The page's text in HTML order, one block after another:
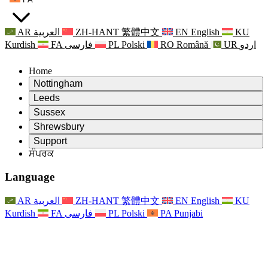
AR العربية ZH-HANT 繁體中文 EN English
KU
Kurdish
FA فارسی PL Polski RO Română UR اردو
Home
Nottingham
Review
ਸਮੀਖਿਆ ਦੇ ਚੇਅਰਮੈਨ
ਸੁਤੰਤਰ ਸਮੀਖਿਆ ਟੀਮ
ਸੰਦਰਭ ਦੀਆਂ ਸ਼ਰਤਾਂ
ਸੁਤੰਤਰ ਸਮੀਖਿਆ ਦੀ ਅੰਤਿਮ ਰਿਪੋਰਟ
ਅਕਸਰ ਪੁੱਛੇ ਜਾਣ ਵਾਲੇ ਸਵਾਲ
ਪਰਿਵਾਰਕ ਫੀਡਬੈਕ ਪ੍ਰਕਿਰਿਆ
ਨਿਊਜ਼ਲੈਟਰ
ਬਾਹਰ ਕੱਡਣਾ
Leeds
Review
ਸਮੀਖਿਆ ਦੇ ਚੇਅਰਮੈਨ
ਸੁਤੰਤਰ ਸਮੀਖਿਆ ਟੀਮ
ਹਵਾਲੇ ਦੀਆਂ ਸ਼ਰਤਾਂ
ਸੰਪਰਕ
ਪਰਿਵਾਰਾਂ ਲਈ ਮਨੋਵਿਗਿਆਨਕ ਸਹਾਇਤਾ
ਪਰਿਵਾਰਾਂ ਲਈ ਅੱਪਡੇਟ
ਘਟਨਾਵਾਂ
For Staff
ਸਟਾਫ ਲਈ ਸਹਾਇਤਾ
Sussex
Review
ਸਮੀਖਿਆ ਦੇ ਚੇਅਰਮੈਨ
ਸੁਤੰਤਰ ਸਮੀਖਿਆ ਟੀਮ
ਸੰਦਰਭ ਦੀਆਂ ਸ਼ਰਤਾਂ
For Families
ਪਰਿਵਾਰਾਂ ਲਈ ਅੱਪਡੇਟ
ਘਟਨਾਵਾਂ
Shrewsbury
Review
ਜਣੇਪਾ ਸਮੀਖਿਆ ਵਾਸਤੇ ਸੰਦਰਭ ਦੀਆਂ ਸ਼ਰਤਾਂ
ਸੁਤੰਤਰ ਸਮੀਖਿਆ ਦੀ ਅੰਤਿਮ ਰਿਪੋਰਟ
ਸੁਤੰਤਰ ਸਮੀਖਿਆ ਦੀ ਪਹਿਲੀ ਰਿਪੋਰਟ
For Families
ਅੱਪਡੇਟ
Support
Leeds
Nottingham
ਪਰਿਵਾਰਕ ਮਨੋਵਿਗਿਆਨਕ ਸਹਾਇਤਾ ਸੇਵਾ
ਮਾਨਸਿਕ ਸਿਹਤ ਸੰਕਟ ਸਹਾਇਤਾ
ਖੇਤਰੀ ਸੇਵਾਵਾਂ ਨੌਟਿੰਘਮ
National
ਸੰਪਰਕ
Language
AR العربية ZH-HANT 繁體中文 EN English
KU
Kurdish
FA فارسی PL Polski PA Punjabi